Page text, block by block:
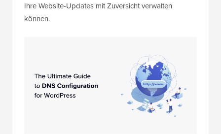
Ihre Website-Updates mit Zuversicht verwalten
können.